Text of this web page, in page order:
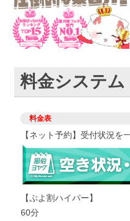
料金システム
料金表
【ネット予約】受付状況を
【ぷよ割ハイパー】
60分